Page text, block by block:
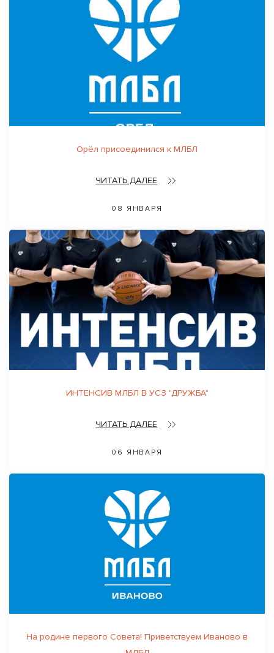
Орёл присоединился к МЛБЛ
ЧИТАТЬ ДАЛЕЕ
08 ЯНВАРЯ
ИНТЕНСИВ МЛБЛ В УСЗ "ДРУЖБА"
ЧИТАТЬ ДАЛЕЕ
06 ЯНВАРЯ
На родине первого Совета! Приветствуем Иваново в